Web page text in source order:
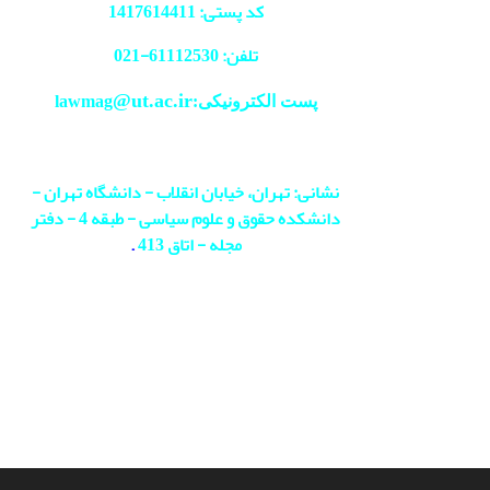
کد پستی: 1417614411
تلفن: 61112530-
021
پست الکترونیکی:lawmag@ut.ac.ir
نشانی: تهران، خیابان انقلاب - دانشگاه تهران -
دانشکده حقوق و علوم سیاسی - طبقه 4 - دفتر
مجله - اتاق 413
.